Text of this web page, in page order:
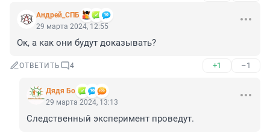
Андрей_СПБ
29 марта 2024, 12:55
Ок, а как они будут доказывать?
ОТВЕТИТЬ 4 +1 –1
Дядя Бо
29 марта 2024, 13:13
Следственный эксперимент проведут.